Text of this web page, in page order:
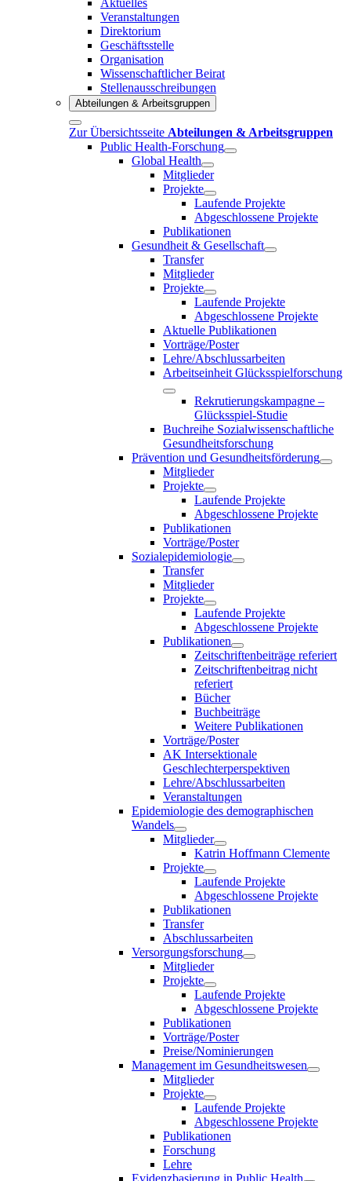
Veranstaltungen
Direktorium
Geschäftsstelle
Organisation
Wissenschaftlicher Beirat
Stellenausschreibungen
Abteilungen & Arbeitsgruppen
Zur Übersichtsseite Abteilungen & Arbeitsgruppen
Public Health-Forschung
Global Health
Mitglieder
Projekte
Laufende Projekte
Abgeschlossene Projekte
Publikationen
Gesundheit & Gesellschaft
Transfer
Mitglieder
Projekte
Laufende Projekte
Abgeschlossene Projekte
Aktuelle Publikationen
Vorträge/Poster
Lehre/Abschlussarbeiten
Arbeitseinheit Glücksspielforschung
Rekrutierungskampagne –
Glücksspiel-Studie
Buchreihe Sozialwissenschaftliche
Gesundheitsforschung
Prävention und Gesundheitsförderung
Mitglieder
Projekte
Laufende Projekte
Abgeschlossene Projekte
Publikationen
Vorträge/Poster
Sozialepidemiologie
Transfer
Mitglieder
Projekte
Laufende Projekte
Abgeschlossene Projekte
Publikationen
Zeitschriftenbeiträge referiert
Zeitschriftenbeitrag nicht
referiert
Bücher
Buchbeiträge
Weitere Publikationen
Vorträge/Poster
AK Intersektionale
Geschlechterperspektiven
Lehre/Abschlussarbeiten
Veranstaltungen
Epidemiologie des demographischen
Wandels
Mitglieder
Katrin Hoffmann Clemente
Projekte
Laufende Projekte
Abgeschlossene Projekte
Publikationen
Transfer
Abschlussarbeiten
Versorgungsforschung
Mitglieder
Projekte
Laufende Projekte
Abgeschlossene Projekte
Publikationen
Vorträge/Poster
Preise/Nominierungen
Management im Gesundheitswesen
Mitglieder
Projekte
Laufende Projekte
Abgeschlossene Projekte
Publikationen
Forschung
Lehre
Evidenzbasierung in Public Health